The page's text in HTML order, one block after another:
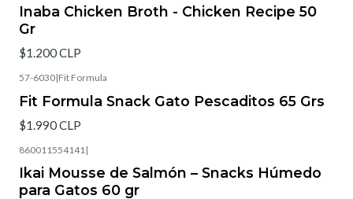
Inaba Chicken Broth - Chicken Recipe 50
Gr
$1.200 CLP
57-6030|Fit Formula
Fit Formula Snack Gato Pescaditos 65 Grs
$1.990 CLP
860011554141 |
Ikai Mousse de Salmón – Snacks Húmedo
para Gatos 60 gr